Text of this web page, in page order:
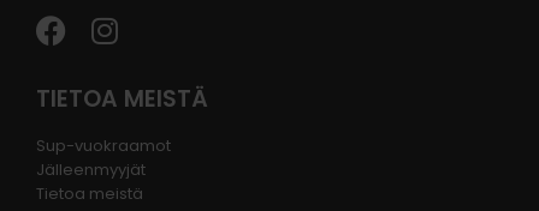
TIETOA MEISTÄ
Sup-vuokraamot
Jälleenmyyjät
Tietoa meistä